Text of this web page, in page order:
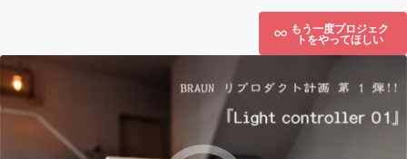
もう一度プロジェク
トをやってほしい